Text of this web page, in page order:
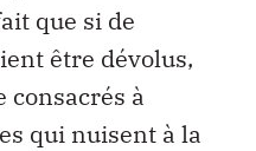
que si de
être dévolus,
consacrés à
qui nuisent à la